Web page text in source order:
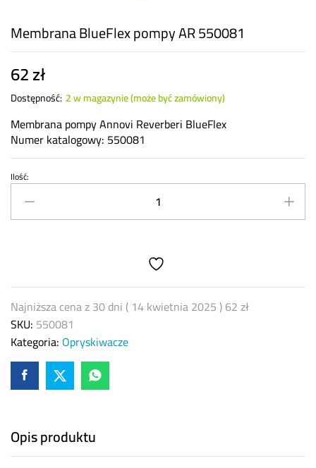
Membrana BlueFlex pompy AR 550081
62zł
Dostępność: 2 w magazynie (może być zamówiony)
Membrana pompy Annovi Reverberi BlueFlex
Numer katalogowy: 550081
Membrana
BlueFlex
pompy
Ilość:
Najniższa cena z 30 dni ( 14 kwietnia 2025)62zł
SKU: 550081
Kategoria:Opryskiwacze
Opis produktu